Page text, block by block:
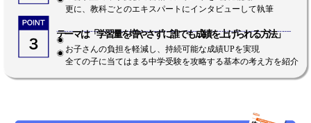
更に、教科ごとのエキスパートにインタビューして執筆
テーマは「学習量を増やさずに誰でも成績を上げられる方法」
お子さんの負担を軽減し、持続可能な成績UPを実現
全ての子に当てはまる中学受験を攻略する基本の考え方を紹介